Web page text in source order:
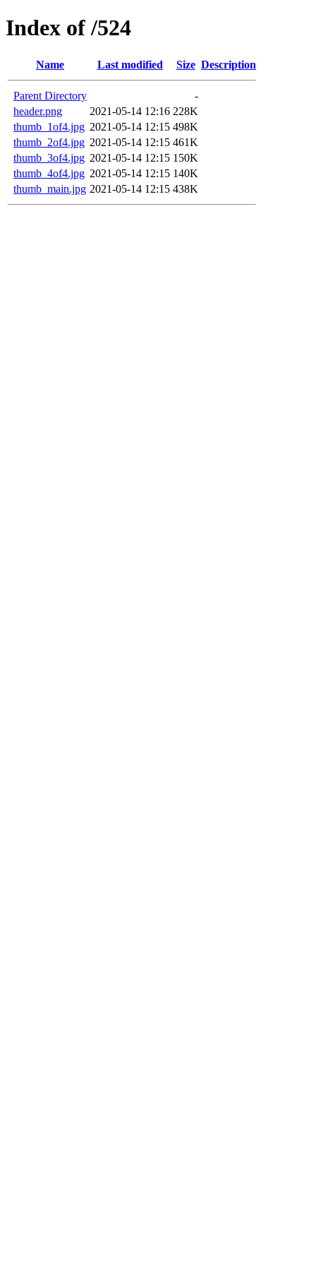
Index of /524
Name Last modified Size Description
Parent Directory
-
header.png
2021-05-14 12:16 228K
thumb_1of4.jpg 2021-05-14 12:15 498K
thumb_2of4.jpg 2021-05-14 12:15 461K
thumb_3of4.jpg 2021-05-14 12:15 150K
thumb_4of4.jpg 2021-05-14 12:15 140K
thumb_main.jpg 2021-05-14 12:15 438K